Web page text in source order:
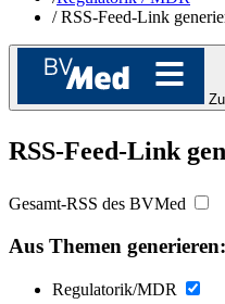
/RSS-Feed-Link
RSS-Feed-Link
Gesamt-RSS des BVMed
Aus Themen generieren:
Regulatorik/MDR